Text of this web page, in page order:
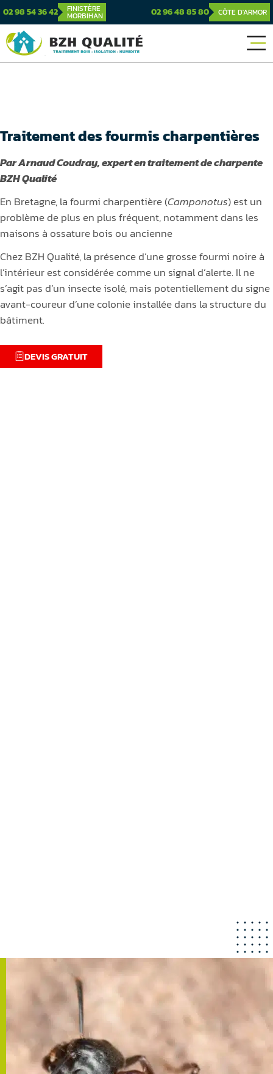
02 98 54 36 42 FINISTÈRE
MORBIHAN 02 96 48 85 80 CÔTE D'ARMOR
Traitement des fourmis charpentières
Par Arnaud Coudray, expert en traitement de charpente
BZH Qualité
En Bretagne, la fourmi charpentière (Camponotus) est un
problème de plus en plus fréquent, notamment dans les
maisons à ossature bois ou ancienne
Chez BZH Qualité, la présence d’une grosse fourmi noire à
l’intérieur est considérée comme un signal d’alerte. Il ne
s’agit pas d’un insecte isolé, mais potentiellement du signe
avant-coureur d’une colonie installée dans la structure du
bâtiment.
DEVIS GRATUIT